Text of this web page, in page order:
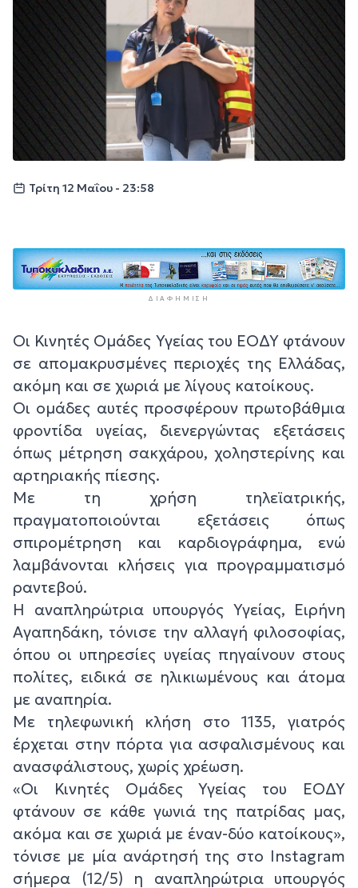
Τρίτη 12 Μαΐου - 23:58
ΔΙΑΦΉΜΙΣΗ
Οι Κινητές Ομάδες Υγείας του ΕΟΔΥ φτάνουν
σε απομακρυσμένες περιοχές της Ελλάδας,
ακόμη και σε χωριά με λίγους κατοίκους.
Οι ομάδες αυτές προσφέρουν πρωτοβάθμια
φροντίδα υγείας, διενεργώντας εξετάσεις
όπως μέτρηση σακχάρου, χοληστερίνης και
αρτηριακής πίεσης.
Με τη χρήση τηλεϊατρικής,
πραγματοποιούνται εξετάσεις όπως
σπιρομέτρηση και καρδιογράφημα, ενώ
λαμβάνονται κλήσεις για προγραμματισμό
ραντεβού.
Η αναπληρώτρια υπουργός Υγείας, Ειρήνη
Αγαπηδάκη, τόνισε την αλλαγή φιλοσοφίας,
όπου οι υπηρεσίες υγείας πηγαίνουν στους
πολίτες, ειδικά σε ηλικιωμένους και άτομα
με αναπηρία.
Με τηλεφωνική κλήση στο 1135, γιατρός
έρχεται στην πόρτα για ασφαλισμένους και
ανασφάλιστους, χωρίς χρέωση.
«Οι Κινητές Ομάδες Υγείας του ΕΟΔΥ
φτάνουν σε κάθε γωνιά της πατρίδας μας,
ακόμα και σε χωριά με έναν-δύο κατοίκους»,
τόνισε με μία ανάρτησή της στο Instagram
σήμερα (12/5) η αναπληρώτρια υπουργός